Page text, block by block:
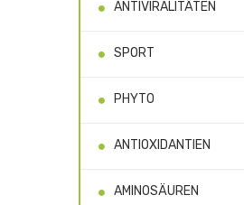
ANTIVIRALITÄTEN
SPORT
PHYTO
ANTIOXIDANTIEN
AMINOSÄUREN